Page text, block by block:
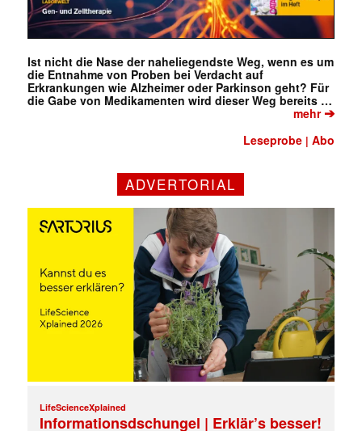
Ist nicht die Nase der naheliegendste Weg, wenn es um
die Entnahme von Proben bei Verdacht auf
Erkrankungen wie Alzheimer oder Parkinson geht? Für
die Gabe von Medikamenten wird dieser Weg bereits …
mehr➔
Leseprobe |Abo
ADVERTORIAL
LifeScienceXplained
Informationsdschungel | Erklär’s besser!